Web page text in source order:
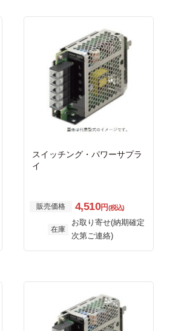
スイッチング・パワーサプラ
イ
販売価格 4,510円(税込)
在庫
お取り寄せ(納期確定
次第ご連絡)